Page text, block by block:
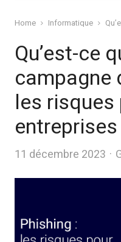
Home Informatique
Qu’est-ce
campagne
les risques
entreprises
11 décembre 2023